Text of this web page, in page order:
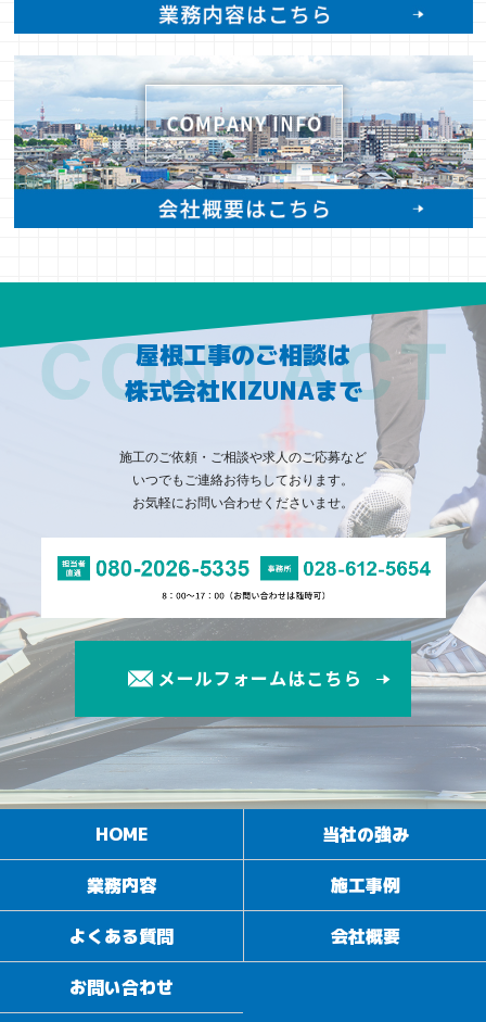
屋根工事のご相談は
株式会社KIZUNAまで
施工のご依頼・ご相談や求人のご応募など
いつでもご連絡お待ちしております。
お気軽にお問い合わせくださいませ。
HOME 当社の強み
業務内容 施工事例
よくある質問 会社概要
お問い合わせ